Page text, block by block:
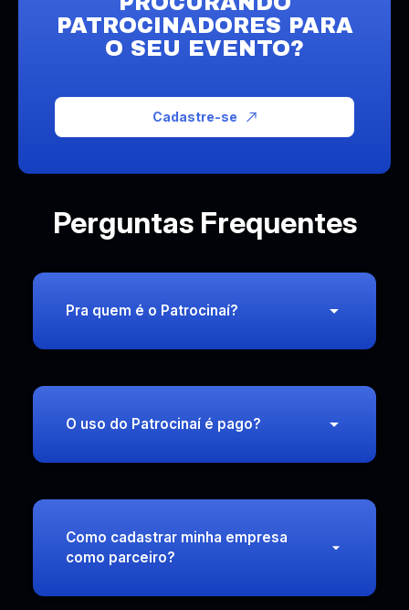
PATROCINADORES PARA
O SEU EVENTO?
Cadastre-se
Perguntas Frequentes
Pra quem é o Patrocinaí?
O uso do Patrocinaí é pago?
Como cadastrar minha empresa
como parceiro?